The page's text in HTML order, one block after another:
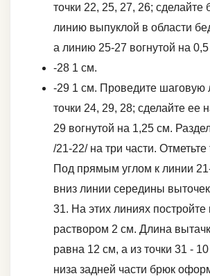
точки 22, 25, 27, 26; сделайте
линию выпуклой в области
а линию 25-27 вогнутой на
-28 1 см.
-29 1 см. Проведите шаговую
точки 24, 29, 28; сделайте ее
29 вогнутой на 1,25 см.
/21-22/ на три части. Отметьте
Под прямым углом к линии
вниз линии середины выточек
31. На этих линиях постройте
раствором 2 см. Длина
равна 12 см, а из точки 31 -
низа задней части брюк